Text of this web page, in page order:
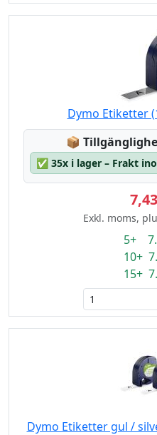
Dymo Etiketter
📦 Lagerstatus:
✅ 35x i lager – Frakt
Exkl. moms,
5+
10+
15+
Dymo Etiketter gul /